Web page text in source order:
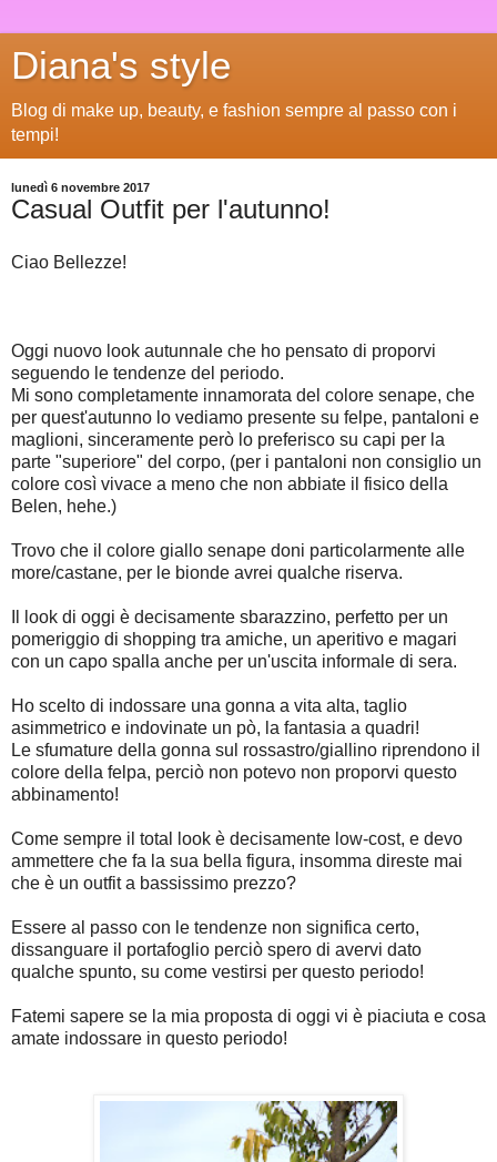
Diana's style
Blog di make up, beauty, e fashion sempre al passo con i
tempi!
lunedì 6 novembre 2017
Casual Outfit per l'autunno!
Ciao Bellezze!
Oggi nuovo look autunnale che ho pensato di proporvi
seguendo le tendenze del periodo.
Mi sono completamente innamorata del colore senape, che
per quest'autunno lo vediamo presente su felpe, pantaloni e
maglioni, sinceramente però lo preferisco su capi per la
parte "superiore" del corpo, (per i pantaloni non consiglio un
colore così vivace a meno che non abbiate il fisico della
Belen, hehe.)
Trovo che il colore giallo senape doni particolarmente alle
more/castane, per le bionde avrei qualche riserva.
l look di oggi è decisamente sbarazzino, perfetto per un
pomeriggio di shopping tra amiche, un aperitivo e magari
con un capo spalla anche per un'uscita informale di sera.
Ho scelto di indossare una gonna a vita alta, taglio
asimmetrico e indovinate un pò, la fantasia a quadri!
Le sfumature della gonna sul rossastro/giallino riprendono il
colore della felpa, perciò non potevo non proporvi questo
abbinamento!
Come sempre il total look è decisamente low-cost, e devo
ammettere che fa la sua bella figura, insomma direste mai
che è un outfit a bassissimo prezzo?
Essere al passo con le tendenze non significa certo,
dissanguare il portafoglio perciò spero di avervi dato
qualche spunto, su come vestirsi per questo periodo!
Fatemi sapere se la mia proposta di oggi vi è piaciuta e cosa
amate indossare in questo periodo!